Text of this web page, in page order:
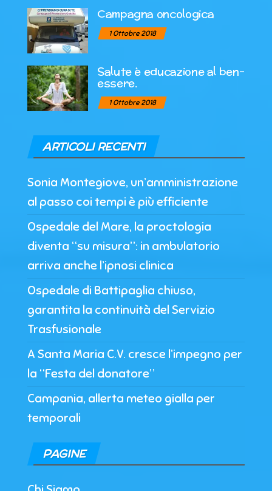
Campagna oncologica
1 Ottobre 2018
Salute è educazione al ben-
essere.
1 Ottobre 2018
ARTICOLI RECENTI
Sonia Montegiove, un’amministrazione
al passo coi tempi è più efficiente
Ospedale del Mare, la proctologia
diventa “su misura”: in ambulatorio
arriva anche l’ipnosi clinica
Ospedale di Battipaglia chiuso,
garantita la continuità del Servizio
Trasfusionale
A Santa Maria C.V. cresce l’impegno per
la “Festa del donatore”
Campania, allerta meteo gialla per
temporali
PAGINE